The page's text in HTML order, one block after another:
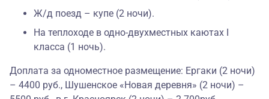
Ж/д поезд – купе (2 ночи).
На теплоходе в одно-двухместных каютах I
класса (1 ночь).
Доплата за одноместное размещение: Ергаки (2 ночи)
– 4400 руб., Шушенское «Новая деревня» (2 ночи) –